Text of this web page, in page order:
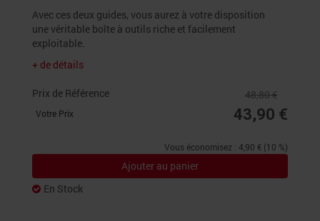
Avec ces deux guides, vous aurez à votre disposition
une véritable boîte à outils riche et facilement
exploitable.
+ de détails
Prix de Référence 48,80 €
Votre Prix 43,90 €
Vous économisez : 4,90 € (10 %)
Ajouter au panier
En Stock